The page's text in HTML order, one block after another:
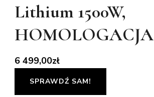
Lithium 1500W,
HOMOLOGACJA
6 499,00zł
SPRAWDŹ SAM!